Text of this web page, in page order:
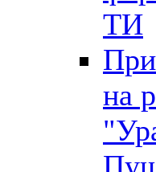
ТИ
на